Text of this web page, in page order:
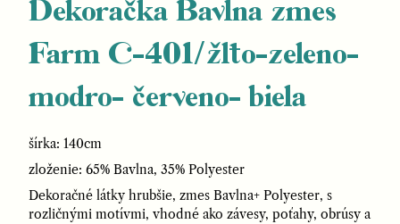
Dekoračka Bavlna zmes
Farm C-401/žlto-zeleno-
modro- červeno- biela
šírka: 140cm
zloženie: 65% Bavlna, 35% Polyester
Dekoračné látky hrubšie, zmes Bavlna+ Polyester, s
rozličnými motívmi, vhodné ako závesy, poťahy, obrúsy a